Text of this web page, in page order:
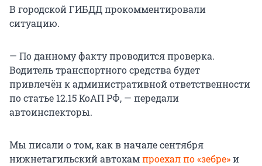
В городской ГИБДД прокомментировали
ситуацию.
— По данному факту проводится проверка.
Водитель транспортного средства будет
привлечён к административной ответственности
по статье 12.15 КоАП РФ, — передали
автоинспекторы.
Мы писали о том, как в начале сентября
нижнетагильский автохампроехал по «зебре»и